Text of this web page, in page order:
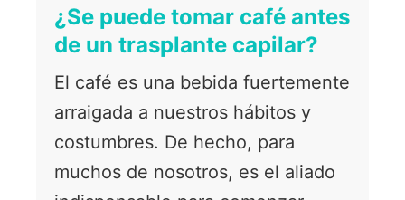
¿Se puede tomar café antes
de un trasplante capilar?
El café es una bebida fuertemente
arraigada a nuestros hábitos y
costumbres. De hecho, para
muchos de nosotros, es el aliado